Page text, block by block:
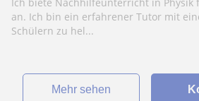
an. Ich bin ein erfahrener Tutor mit
Schülern zu hel...
Mehr sehen